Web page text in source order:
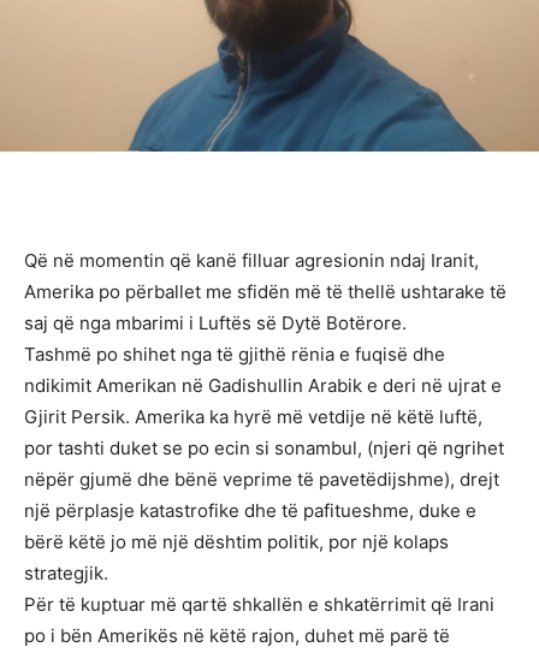
Që në momentin që kanë filluar agresionin ndaj Iranit,
Amerika po përballet me sfidën më të thellë ushtarake të
saj që nga mbarimi i Luftës së Dytë Botërore.
Tashmë po shihet nga të gjithë rënia e fuqisë dhe
ndikimit Amerikan në Gadishullin Arabik e deri në ujrat e
Gjirit Persik. Amerika ka hyrë më vetdije në këtë luftë,
por tashti duket se po ecin si sonambul, (njeri që ngrihet
nëpër gjumë dhe bënë veprime të pavetëdijshme), drejt
një përplasje katastrofike dhe të pafitueshme, duke e
bërë këtë jo më një dështim politik, por një kolaps
strategjik.
Për të kuptuar më qartë shkallën e shkatërrimit që Irani
po i bën Amerikës në këtë rajon, duhet më parë të